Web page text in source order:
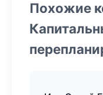
Похожие